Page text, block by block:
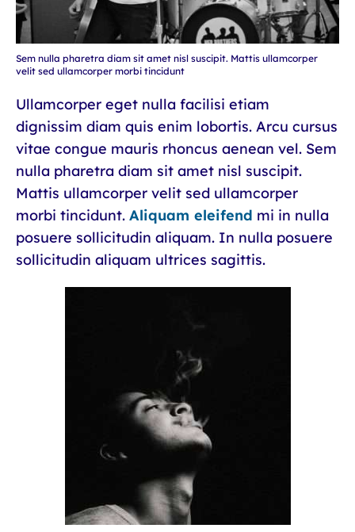
Sem nulla pharetra diam sit amet nisl suscipit. Mattis ullamcorper
velit sed ullamcorper morbi tincidunt
Ullamcorper eget nulla facilisi etiam
dignissim diam quis enim lobortis. Arcu cursus
vitae congue mauris rhoncus aenean vel. Sem
nulla pharetra diam sit amet nisl suscipit.
Mattis ullamcorper velit sed ullamcorper
morbi tincidunt. Aliquam eleifend mi in nulla
posuere sollicitudin aliquam. In nulla posuere
sollicitudin aliquam ultrices sagittis.